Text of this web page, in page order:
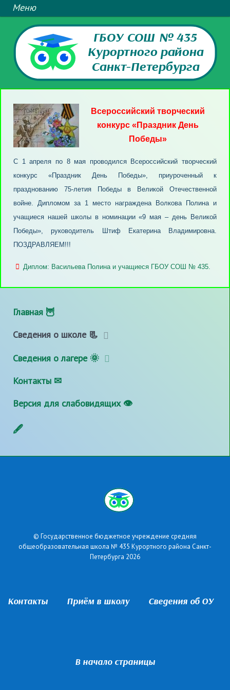
ГБОУ СОШ № 435
Курортного района
Санкт-Петербурга
Всероссийский творческий
конкурс «Праздник День
Победы»
С 1 апреля по 8 мая проводился Всероссийский творческий
конкурс «Праздник День Победы», приуроченный к
празднованию 75-летия Победы в Великой Отечественной
войне. Дипломом за 1 место награждена Волкова Полина и
учащиеся нашей школы в номинации «9 мая – день Великой
Победы», руководитель Штиф Екатерина Владимировна.
ПОЗДРАВЛЯЕМ!!!
Диплом: Васильева Полина и учащиеся ГБОУ СОШ № 435.
Главная 🦉
Сведения о школе 📃
Сведения о лагере 🌞
Контакты ✉
Версия для слабовидящих 👁
🖋
© Государственное бюджетное учреждение средняя
общеобразовательная школа № 435 Курортного района Санкт-
Петербурга 2026
Контакты Приём в школу Сведения об ОУ
В начало страницы